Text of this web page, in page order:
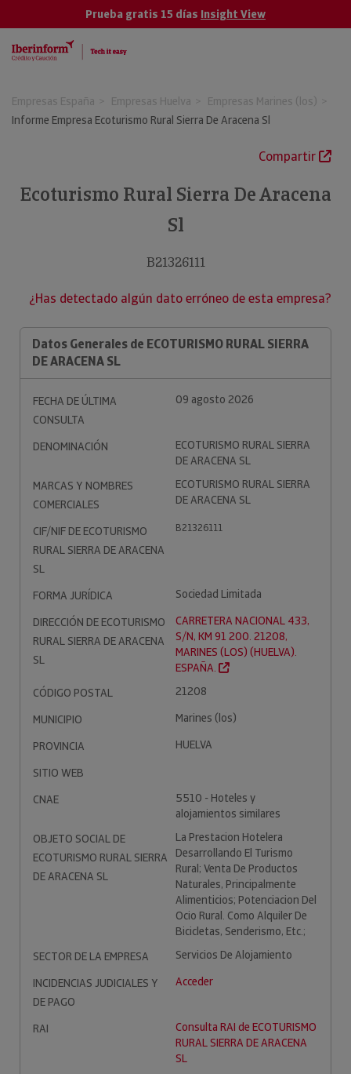
Prueba gratis 15 días Insight View
Empresas España Empresas Huelva
Empresas Marines (los)
Informe Empresa Ecoturismo Rural Sierra De Aracena Sl
Compartir
Ecoturismo Rural Sierra De Aracena
Sl
B21326111
¿Has detectado algún dato erróneo de esta empresa?
Datos Generales de ECOTURISMO RURAL SIERRA
DE ARACENA SL
FECHA DE ÚLTIMA
CONSULTA
09 agosto 2026
DENOMINACIÓN
ECOTURISMO RURAL SIERRA
DE ARACENA SL
MARCAS Y NOMBRES
COMERCIALES
ECOTURISMO RURAL SIERRA
DE ARACENA SL
CIF/NIF DE ECOTURISMO
RURAL SIERRA DE ARACENA
SL
B21326111
FORMA JURÍDICA
Sociedad Limitada
DIRECCIÓN DE ECOTURISMO
RURAL SIERRA DE ARACENA
SL
CARRETERA NACIONAL 433,
S/N, KM 91 200. 21208,
MARINES (LOS) (HUELVA).
ESPAÑA.
CÓDIGO POSTAL
21208
MUNICIPIO
Marines (los)
PROVINCIA
HUELVA
SITIO WEB
CNAE
5510 - Hoteles y
alojamientos similares
OBJETO SOCIAL DE
ECOTURISMO RURAL SIERRA
DE ARACENA SL
La Prestacion Hotelera
Desarrollando El Turismo
Rural; Venta De Productos
Naturales, Principalmente
Alimenticios; Potenciacion Del
Ocio Rural. Como Alquiler De
Bicicletas, Senderismo, Etc.;
SECTOR DE LA EMPRESA
Servicios De Alojamiento
INCIDENCIAS JUDICIALES Y
DE PAGO
Acceder
RAI
Consulta RAI de ECOTURISMO
RURAL SIERRA DE ARACENA
SL